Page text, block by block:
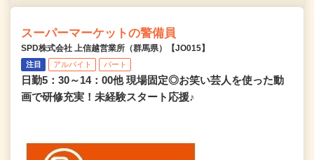
スーパーマーケットの警備員
SPD株式会社 上信越営業所（群馬県）【JO015】
注目 アルバイト パート
日勤5：30～14：00他 現場固定◎お笑い芸人を使った動
画で研修充実！未経験スタート応援♪